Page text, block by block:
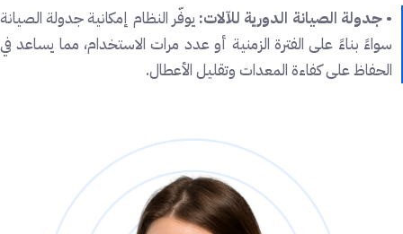
•جدولة الصيانة الدورية للآلات: يوفّر النظام إمكانية جدولة الصيانة
سواءً بناءً على الفترة الزمنية أو عدد مرات الاستخدام، مما يساعد في
الحفاظ على كفاءة المعدات وتقليل الأعطال.